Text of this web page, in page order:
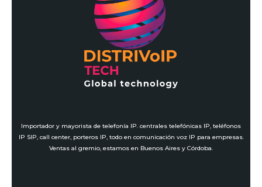
Importador y mayorista de telefonía IP. centrales telefónicas IP, teléfonos
IP SIP, call center, porteros IP, todo en comunicación voz IP para empresas.
Ventas al gremio, estamos en Buenos Aires y Córdoba.